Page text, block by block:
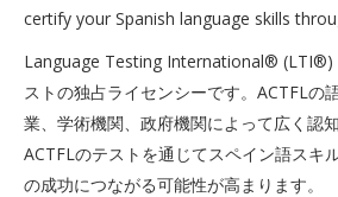
certify your Spanish language skills
Language Testing International® (LTI®)
ストの独占ライセンシーです。ACTFLの
業、学術機関、政府機関によって広く認
ACTFLのテストを通じてスペイン語スキ
の成功につながる可能性が高まります。